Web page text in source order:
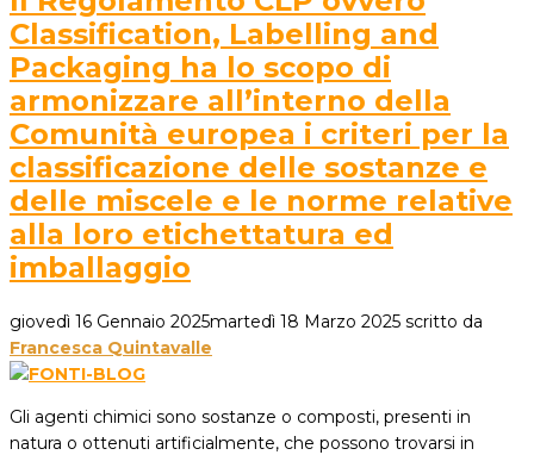
Classification, Labelling and
Packaging ha lo scopo di
armonizzare all’interno della
Comunità europea i criteri per la
classificazione delle sostanze e
delle miscele e le norme relative
alla loro etichettatura ed
imballaggio
giovedì 16 Gennaio 2025martedì 18 Marzo 2025 scritto da
Francesca Quintavalle
Gli agenti chimici sono sostanze o composti, presenti in
natura o ottenuti artificialmente, che possono trovarsi in